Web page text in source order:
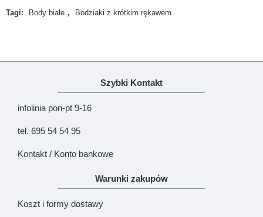
Produkcja 100% polski produkt - Marka Lene
KONTYNUUJ
Tagi: Body białe , Bodziaki z krótkim rękawem
Szybki Kontakt
infolinia pon-pt 9-16
tel. 695 54 54 95
Kontakt / Konto bankowe
Warunki zakupów
Koszt i formy dostawy